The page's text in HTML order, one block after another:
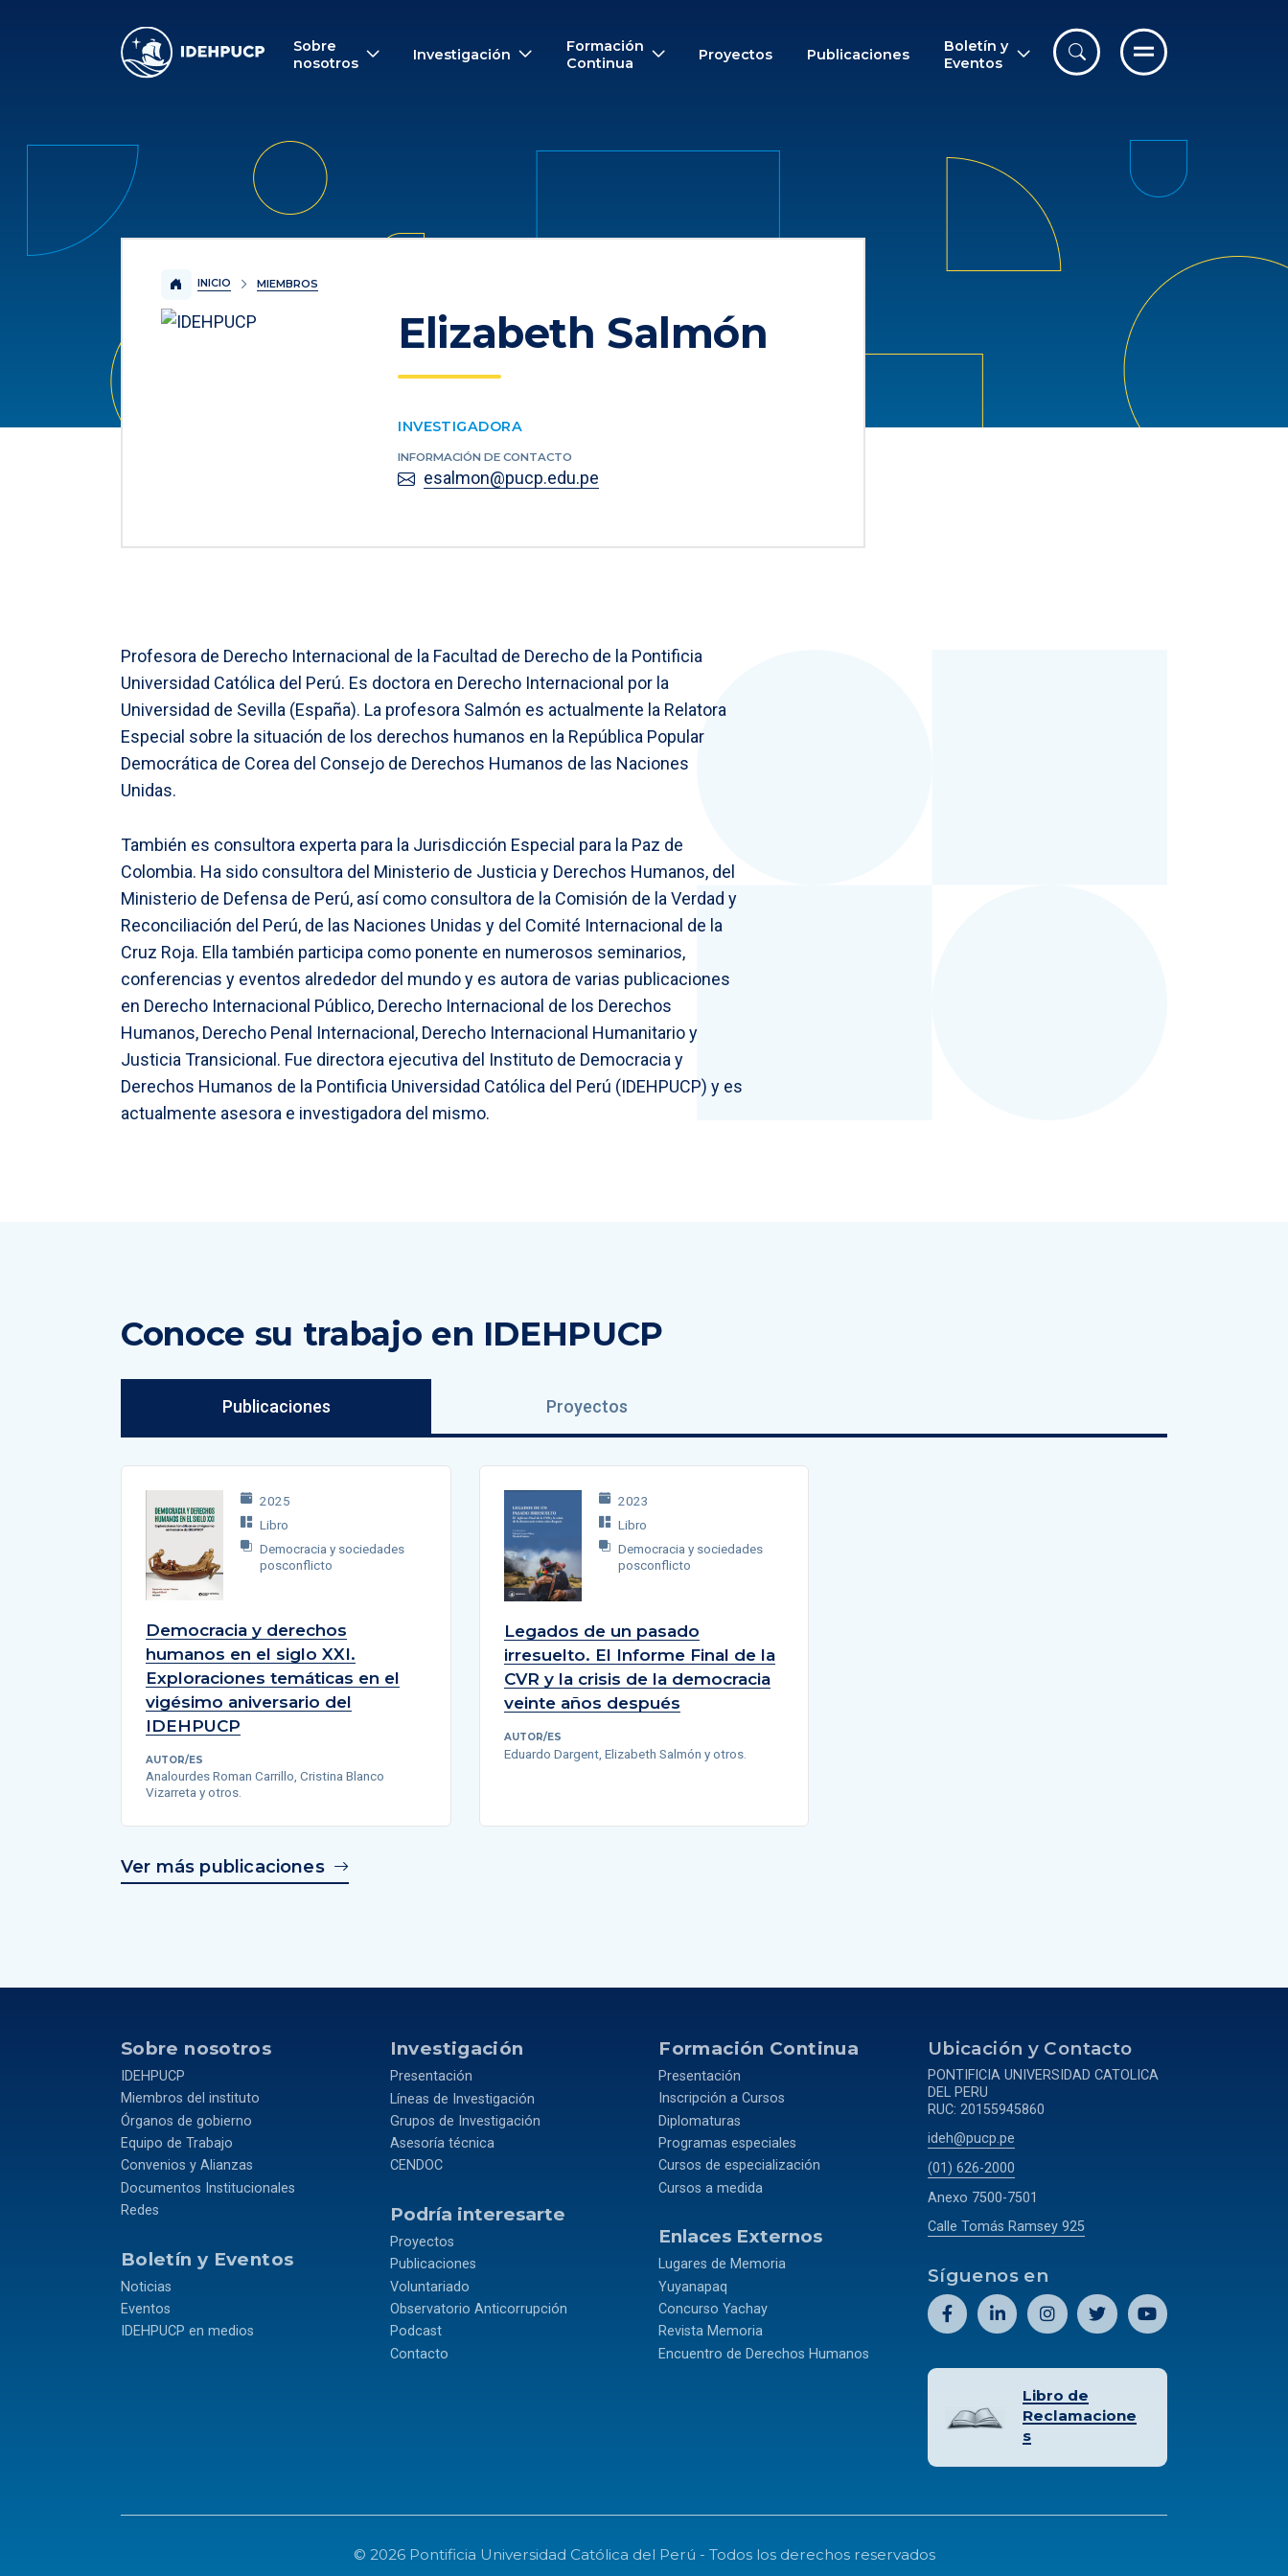
IDEHPUCP
Sobre
nosotros
Investigación
Formación
Continua
Proyectos Publicaciones
Boletín y
Eventos
INICIO MIEMBROS
Elizabeth Salmón
INVESTIGADORA
INFORMACIÓN DE CONTACTO
esalmon@pucp.edu.pe
Profesora de Derecho Internacional de la Facultad de Derecho de la Pontificia
Universidad Católica del Perú. Es doctora en Derecho Internacional por la
Universidad de Sevilla (España). La profesora Salmón es actualmente la Relatora
Especial sobre la situación de los derechos humanos en la República Popular
Democrática de Corea del Consejo de Derechos Humanos de las Naciones
Unidas.
También es consultora experta para la Jurisdicción Especial para la Paz de
Colombia. Ha sido consultora del Ministerio de Justicia y Derechos Humanos, del
Ministerio de Defensa de Perú, así como consultora de la Comisión de la Verdad y
Reconciliación del Perú, de las Naciones Unidas y del Comité Internacional de la
Cruz Roja. Ella también participa como ponente en numerosos seminarios,
conferencias y eventos alrededor del mundo y es autora de varias publicaciones
en Derecho Internacional Público, Derecho Internacional de los Derechos
Humanos, Derecho Penal Internacional, Derecho Internacional Humanitario y
Justicia Transicional. Fue directora ejecutiva del Instituto de Democracia y
Derechos Humanos de la Pontificia Universidad Católica del Perú (IDEHPUCP) y es
actualmente asesora e investigadora del mismo.
Conoce su trabajo en IDEHPUCP
Publicaciones Proyectos
2025
Libro
Democracia y sociedades
posconflicto
Democracia y derechos
humanos en el siglo XXI.
Exploraciones temáticas en el
vigésimo aniversario del
IDEHPUCP
AUTOR/ES
Analourdes Roman Carrillo, Cristina Blanco
Vizarreta y otros.
2023
Libro
Democracia y sociedades
posconflicto
Legados de un pasado
irresuelto. El Informe Final de la
CVR y la crisis de la democracia
veinte años después
AUTOR/ES
Eduardo Dargent, Elizabeth Salmón y otros.
Ver más publicaciones
Sobre nosotros
IDEHPUCP
Miembros del instituto
Órganos de gobierno
Equipo de Trabajo
Convenios y Alianzas
Documentos Institucionales
Redes
Boletín y Eventos
Noticias
Eventos
IDEHPUCP en medios
Investigación
Presentación
Líneas de Investigación
Grupos de Investigación
Asesoría técnica
CENDOC
Podría interesarte
Proyectos
Publicaciones
Voluntariado
Observatorio Anticorrupción
Podcast
Contacto
Formación Continua
Presentación
Inscripción a Cursos
Diplomaturas
Programas especiales
Cursos de especialización
Cursos a medida
Enlaces Externos
Lugares de Memoria
Yuyanapaq
Concurso Yachay
Revista Memoria
Encuentro de Derechos Humanos
Ubicación y Contacto
PONTIFICIA UNIVERSIDAD CATOLICA
DEL PERU
RUC: 20155945860
ideh@pucp.pe
(01) 626-2000
Anexo 7500-7501
Calle Tomás Ramsey 925
Síguenos en
Libro de
Reclamacione
s
© 2026 Pontificia Universidad Católica del Perú - Todos los derechos reservados